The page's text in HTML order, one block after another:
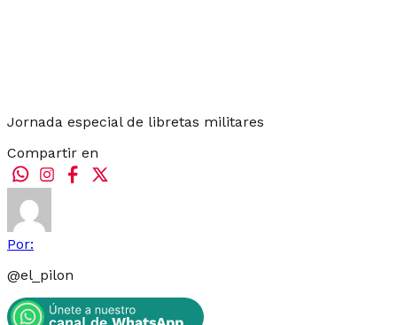
Jornada especial de libretas militares
Compartir en
Por:
@el_pilon